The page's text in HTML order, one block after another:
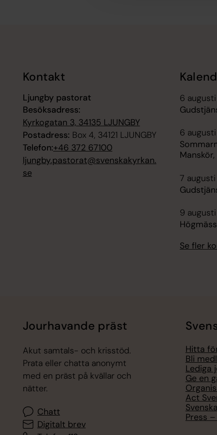
Kontakt
Ljungby pastorat
Besöksadress:
Kyrkogatan 3, 34135 LJUNGBY
Postadress: Box 4, 34121 LJUNGBY
Telefon:+46 372 67100
ljungby.pastorat@svenskakyrkan.
se
6
6 augusti
7 augusti
9
Se fler
Jourhavande präst
Akut samtals- och krisstöd.
Prata eller chatta anonymt
med en präst på kvällar och
nätter.
Chatt
Digitalt brev
Hitta
Bli
Lediga
Ge en
Act
Press